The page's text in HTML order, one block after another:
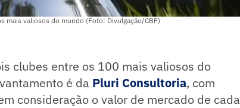
valiosos do mundo (Foto: Divulgação/CBF)
clubes entre os 100 mais valiosos do
é da Pluri Consultoria, com
consideração o valor de mercado de cada